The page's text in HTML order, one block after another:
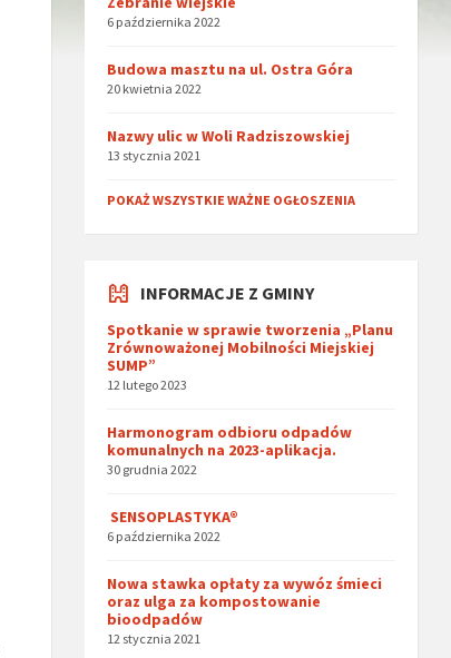
6 października 2022
Budowa masztu na ul. Ostra Góra
20 kwietnia 2022
Nazwy ulic w Woli Radziszowskiej
13 stycznia 2021
POKAŻ WSZYSTKIE WAŻNE OGŁOSZENIA
INFORMACJE Z GMINY
Spotkanie w sprawie tworzenia „Planu
Zrównoważonej Mobilności Miejskiej
SUMP”
12 lutego 2023
Harmonogram odbioru odpadów
komunalnych na 2023-aplikacja.
30 grudnia 2022
SENSOPLASTYKA®
6 października 2022
Nowa stawka opłaty za wywóz śmieci
oraz ulga za kompostowanie
bioodpadów
12 stycznia 2021